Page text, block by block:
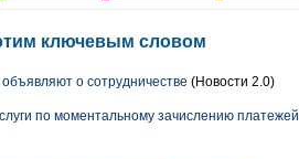
ключевым словом
о сотрудничестве (Новости 2.0)
по моментальному зачислению